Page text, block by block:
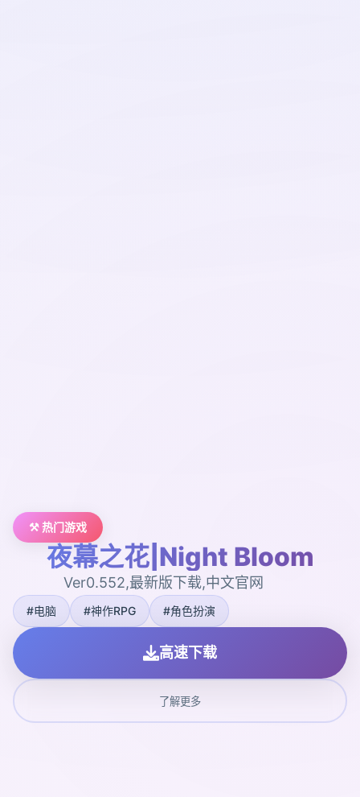
⚒️ 热门游戏
夜幕之花|Night Bloom
Ver0.552,最新版下载,中文官网
#电脑 #神作RPG #角色扮演
高速下载
了解更多